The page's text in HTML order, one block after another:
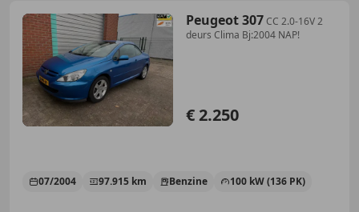
Peugeot 307CC 2.0-16V 2
deurs Clima Bj:2004 NAP!
€ 2.250
07/2004 97.915 km Benzine 100 kW (136 PK)